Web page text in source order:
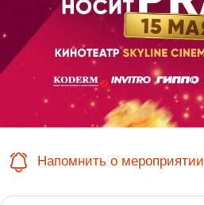
Напомнить о мероприятии